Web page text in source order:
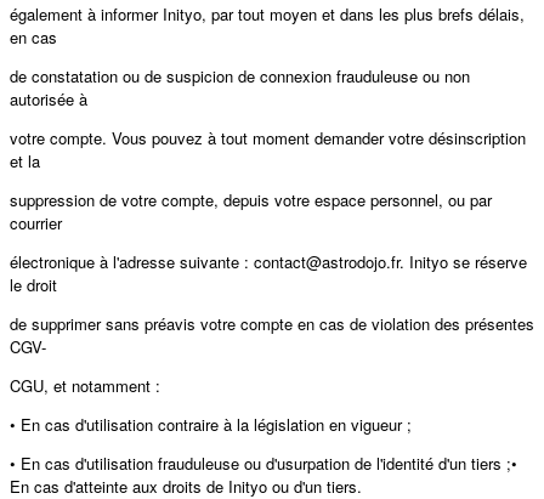
également à informer Inityo, par tout moyen et dans les plus brefs délais,
en cas
de constatation ou de suspicion de connexion frauduleuse ou non
autorisée à
votre compte. Vous pouvez à tout moment demander votre désinscription
et la
suppression de votre compte, depuis votre espace personnel, ou par
courrier
électronique à l'adresse suivante : contact@astrodojo.fr. Inityo se réserve
le droit
de supprimer sans préavis votre compte en cas de violation des présentes
CGV-
CGU, et notamment :
• En cas d'utilisation contraire à la législation en vigueur ;
• En cas d'utilisation frauduleuse ou d'usurpation de l'identité d'un tiers ;•
En cas d'atteinte aux droits de Inityo ou d'un tiers.